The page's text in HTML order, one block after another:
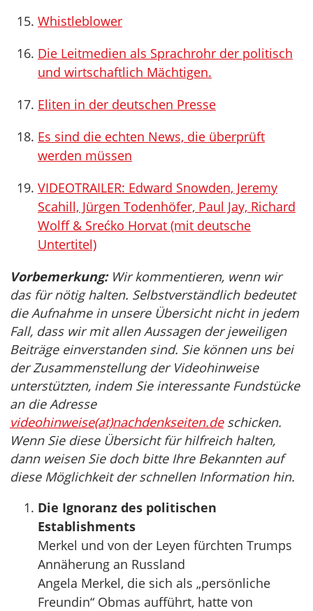
Whistleblower
Die Leitmedien als Sprachrohr der politisch
und wirtschaftlich Mächtigen.
Eliten in der deutschen Presse
Es sind die echten News, die überprüft
werden müssen
VIDEOTRAILER: Edward Snowden, Jeremy
Scahill, Jürgen Todenhöfer, Paul Jay, Richard
Wolff & Srećko Horvat (mit deutsche
Untertitel)
Vorbemerkung:Wir kommentieren, wenn wir
das für nötig halten. Selbstverständlich bedeutet
die Aufnahme in unsere Übersicht nicht in jedem
Fall, dass wir mit allen Aussagen der jeweiligen
Beiträge einverstanden sind. Sie können uns bei
der Zusammenstellung der Videohinweise
unterstützten, indem Sie interessante Fundstücke
an die Adresse
videohinweise(at)nachdenkseiten.deschicken.
Wenn Sie diese Übersicht für hilfreich halten,
dann weisen Sie doch bitte Ihre Bekannten auf
diese Möglichkeit der schnellen Information hin.
Die Ignoranz des politischen
Establishments
Merkel und von der Leyen fürchten Trumps
Annäherung an Russland
Angela Merkel, die sich als „persönliche
Freundin“ Obmas aufführt, hatte von